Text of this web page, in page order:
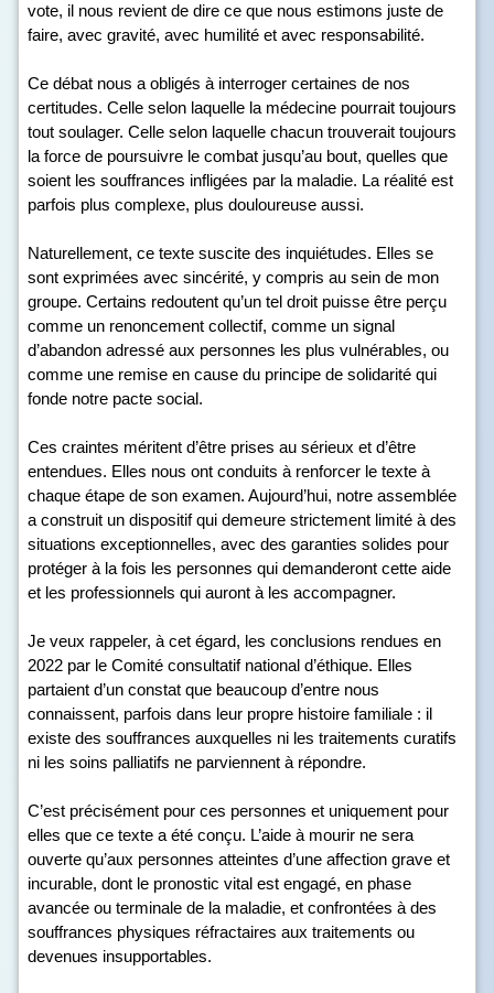
vote, il nous revient de dire ce que nous estimons juste de
faire, avec gravité, avec humilité et avec responsabilité.
Ce débat nous a obligés à interroger certaines de nos
certitudes. Celle selon laquelle la médecine pourrait toujours
tout soulager. Celle selon laquelle chacun trouverait toujours
la force de poursuivre le combat jusqu’au bout, quelles que
soient les souffrances infligées par la maladie. La réalité est
parfois plus complexe, plus douloureuse aussi.
Naturellement, ce texte suscite des inquiétudes. Elles se
sont exprimées avec sincérité, y compris au sein de mon
groupe. Certains redoutent qu’un tel droit puisse être perçu
comme un renoncement collectif, comme un signal
d’abandon adressé aux personnes les plus vulnérables, ou
comme une remise en cause du principe de solidarité qui
fonde notre pacte social.
Ces craintes méritent d’être prises au sérieux et d’être
entendues. Elles nous ont conduits à renforcer le texte à
chaque étape de son examen. Aujourd’hui, notre assemblée
a construit un dispositif qui demeure strictement limité à des
situations exceptionnelles, avec des garanties solides pour
protéger à la fois les personnes qui demanderont cette aide
et les professionnels qui auront à les accompagner.
Je veux rappeler, à cet égard, les conclusions rendues en
2022 par le Comité consultatif national d’éthique. Elles
partaient d’un constat que beaucoup d’entre nous
connaissent, parfois dans leur propre histoire familiale : il
existe des souffrances auxquelles ni les traitements curatifs
ni les soins palliatifs ne parviennent à répondre.
C’est précisément pour ces personnes et uniquement pour
elles que ce texte a été conçu. L’aide à mourir ne sera
ouverte qu’aux personnes atteintes d’une affection grave et
incurable, dont le pronostic vital est engagé, en phase
avancée ou terminale de la maladie, et confrontées à des
souffrances physiques réfractaires aux traitements ou
devenues insupportables.